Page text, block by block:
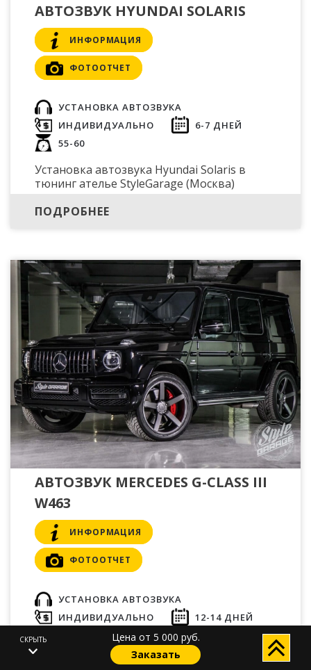
АВТОЗВУК HYUNDAI SOLARIS
ИНФОРМАЦИЯ
ФОТООТЧЕТ
УСТАНОВКА АВТОЗВУКА
ИНДИВИДУАЛЬНО
6-7 ДНЕЙ
55-60
Установка автозвука Hyundai Solaris в
тюнинг ателье StyleGarage (Москва)
ПОДРОБНЕЕ
АВТОЗВУК MERCEDES G-CLASS III
W463
ИНФОРМАЦИЯ
ФОТООТЧЕТ
УСТАНОВКА АВТОЗВУКА
ИНДИВИДУАЛЬНО
12-14 ДНЕЙ
БЕЗ ИЗМЕНЕНИЙ
Установка автозвука Mercedes G-class III
СКРЫТЬ
Цена от 5 000 руб.
Заказать